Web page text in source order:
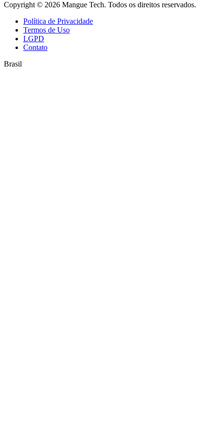
Copyright © 2026 Mangue Tech. Todos os direitos reservados.
Política de Privacidade
Termos de Uso
LGPD
Contato
Brasil